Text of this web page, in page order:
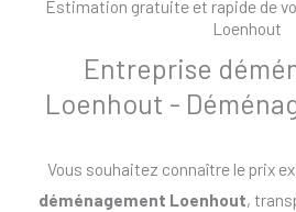
Estimation gratuite et rapide de
Loenhout
Entreprise
Loenhout -
Vous souhaitez connaître le prix
déménagement Loenhout,